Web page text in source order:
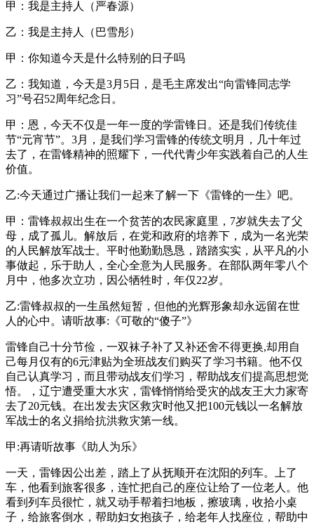
甲：我是主持人（严春源）
乙：我是主持人（巴雪彤）
甲：你知道今天是什么特别的日子吗
乙：我知道，今天是3月5日，是毛主席发出“向雷锋同志学
习”号召52周年纪念日。
甲：恩，今天不仅是一年一度的学雷锋日。还是我们传统佳
节“元宵节”。3月，是我们学习雷锋的传统文明月，几十年过
去了，在雷锋精神的照耀下，一代代青少年实践着自己的人生
价值。
乙:今天通过广播让我们一起来了解一下《雷锋的一生》吧。
甲：雷锋叔叔出生在一个贫苦的农民家庭里，7岁就失去了父
母，成了孤儿。解放后，在党和政府的培养下，成为一名光荣
的人民解放军战士。平时他勤勤恳恳，踏踏实实，从平凡的小
事做起，乐于助人，全心全意为人民服务。在部队两年零八个
月中，他多次立功，因公牺牲时，年仅22岁。
乙:雷锋叔叔的一生虽然短暂，但他的光辉形象却永远留在世
人的心中。请听故事:《可敬的“傻子”》
雷锋自己十分节俭，一双袜子补了又补还舍不得更换,却用自
己每月仅有的6元津贴为全班战友们购买了学习书籍。他不仅
自己认真学习，而且带动战友们学习，帮助战友们提高思想觉
悟。，辽宁遭受重大水灾，雷锋悄悄给受灾的战友王大力家寄
去了20元钱。在出发去灾区救灾时他又把100元钱以一名解放
军战士的名义捐给抗洪救灾第一线。
甲:再请听故事《助人为乐》
一天，雷锋因公出差，踏上了从抚顺开在沈阳的列车。上了
车，他看到旅客很多，连忙把自己的座位让给了一位老人。他
看到列车员很忙，就又动手帮着扫地板，擦玻璃，收拾小桌
子，给旅客倒水，帮助妇女抱孩子，给老年人找座位，帮助中